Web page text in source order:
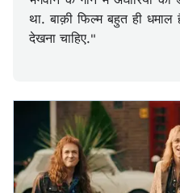
था. बाक़ी फिल्म बहुत ही
देखना चाहिए."